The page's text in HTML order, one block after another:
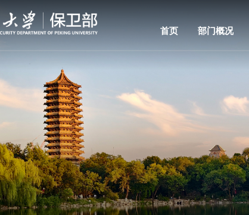
首页 部门概况